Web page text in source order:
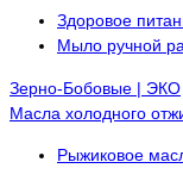
Здоровое
Мыло ручной
Зерно-Бобовые | ЭКО
Масла холодного
Рыжиковое